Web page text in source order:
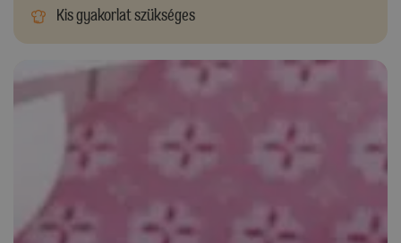
Kis gyakorlat szükséges